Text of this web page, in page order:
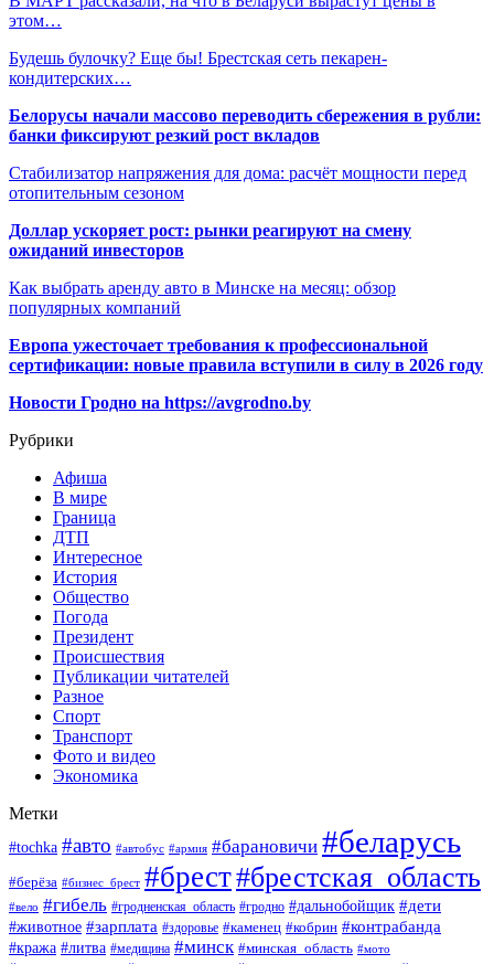
этом…
Будешь булочку? Еще бы! Брестская сеть пекарен-
кондитерских…
Белорусы начали массово переводить сбережения в рубли:
банки фиксируют резкий рост вкладов
Стабилизатор напряжения для дома: расчёт мощности перед
отопительным сезоном
Доллар ускоряет рост: рынки реагируют на смену
ожиданий инвесторов
Как выбрать аренду авто в Минске на месяц: обзор
популярных компаний
Европа ужесточает требования к профессиональной
сертификации: новые правила вступили в силу в 2026 году
Новости Гродно на https://avgrodno.by
Рубрики
Афиша
В мире
Граница
ДТП
Интересное
История
Общество
Погода
Президент
Происшествия
Публикации читателей
Разное
Спорт
Транспорт
Фото и видео
Экономика
Метки
#tochka #авто #автобус #армия #барановичи #беларусь
#берёза #бизнес_брест #брест#брестская_область
#вело #гибель #гродненская_область #гродно #дальнобойщик #дети
#животное #зарплата #здоровье #каменец #кобрин #контрабанда
#кража #литва #медицина #минск #минская_область #мото